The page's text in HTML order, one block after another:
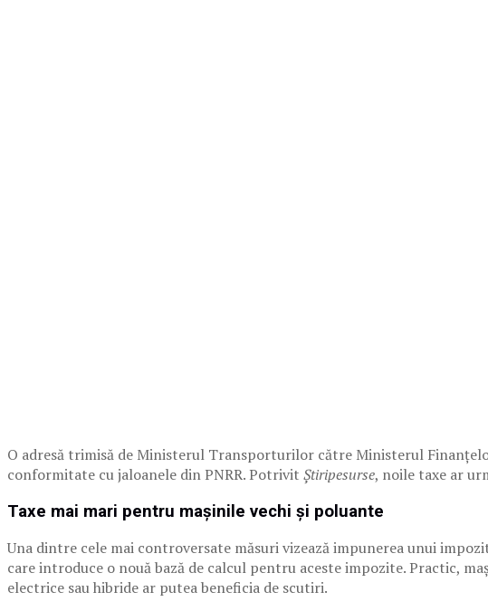
O adresă trimisă de Ministerul Transporturilor către Ministerul
conformitate cu jaloanele din PNRR. Potrivit Știripesurse, noile taxe ar
Taxe mai mari pentru mașinile vechi și poluante
Una dintre cele mai controversate măsuri vizează impunerea unui
care introduce o nouă bază de calcul pentru aceste impozite. Practic,
electrice sau hibride ar putea beneficia de scutiri.